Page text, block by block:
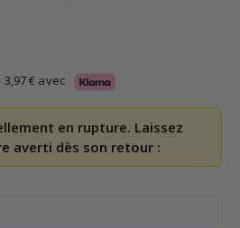
3,97€ avec
en rupture. Laissez
averti dès son retour :